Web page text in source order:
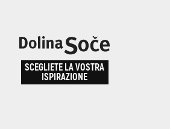
SCEGLIETE LA VOSTRA
ISPIRAZIONE